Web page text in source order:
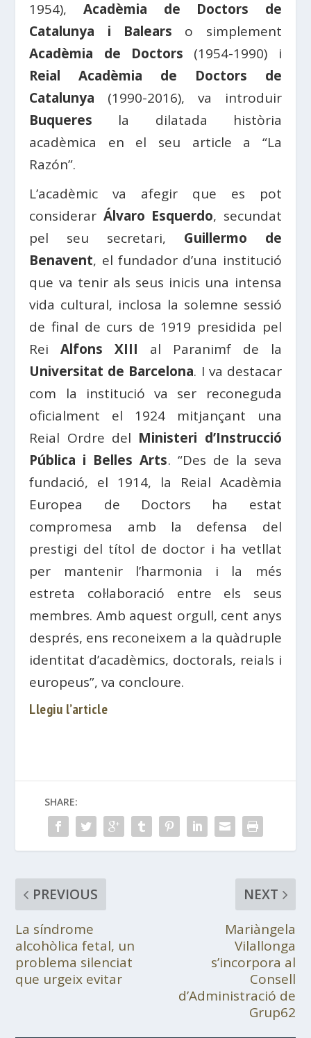
1954), Acadèmia de Doctors de
Catalunya i Balears o simplement
Acadèmia de Doctors (1954-1990) i
Reial Acadèmia de Doctors de
Catalunya (1990-2016), va introduir
Buqueres la dilatada història
acadèmica en el seu article a “La
Razón”.
L’acadèmic va afegir que es pot
considerar Álvaro Esquerdo, secundat
pel seu secretari, Guillermo de
Benavent, el fundador d’una institució
que va tenir als seus inicis una intensa
vida cultural, inclosa la solemne sessió
de final de curs de 1919 presidida pel
ReiAlfons XIII al Paranimf de la
Universitat de Barcelona. I va destacar
com la institució va ser reconeguda
oficialment el 1924 mitjançant una
Reial Ordre del Ministeri d’Instrucció
Pública i Belles Arts. “Des de la seva
fundació, el 1914, la Reial Acadèmia
Europea de Doctors ha estat
compromesa amb la defensa del
prestigi del títol de doctor i ha vetllat
per mantenir l’harmonia i la més
estreta col·laboració entre els seus
membres. Amb aquest orgull, cent anys
després, ens reconeixem a la quàdruple
identitat d’acadèmics, doctorals, reials i
europeus”, va concloure.
Llegiu l’article
SHARE:
PREVIOUS
La síndrome
alcohòlica fetal, un
problema silenciat
que urgeix evitar
NEXT
Mariàngela
Vilallonga
s’incorpora al
Consell
d’Administració de
Grup62